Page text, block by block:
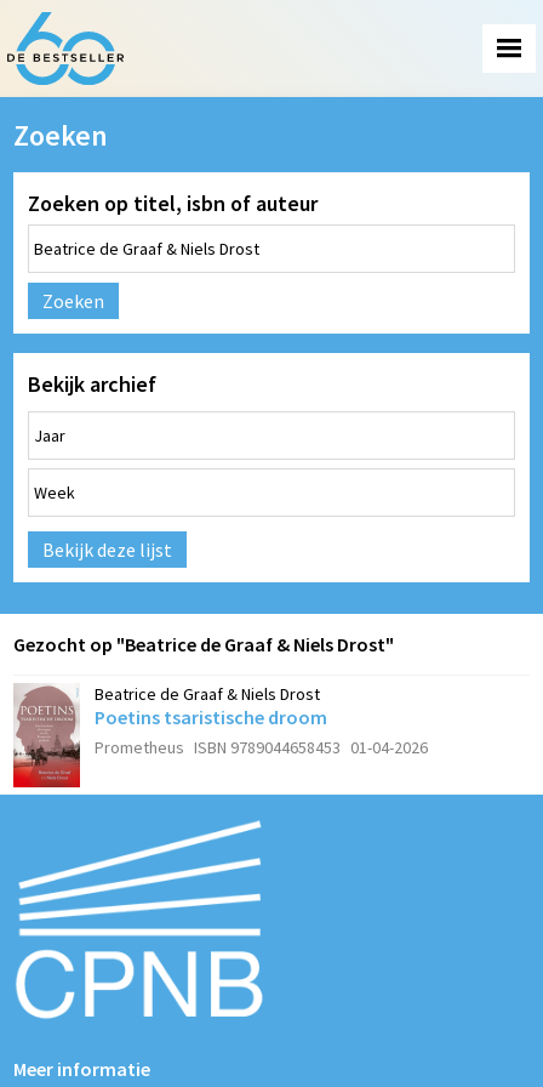
Zoeken
Zoeken op titel, isbn of auteur
Zoeken
Bekijk archief
Bekijk deze lijst
Gezocht op "Beatrice de Graaf & Niels Drost"
Beatrice de Graaf & Niels Drost
Poetins tsaristische droom
Prometheus ISBN 9789044658453 01-04-2026
Meer informatie